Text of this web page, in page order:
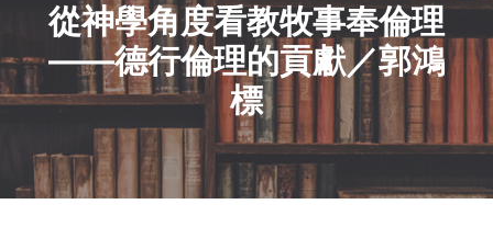
從神學角度看教牧事奉倫理
——德行倫理的貢獻／郭鴻
標